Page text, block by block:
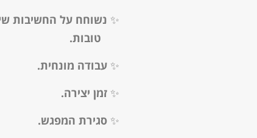
✨ נשוחח על החשיבות
טובות.
✨עבודה מונחית.
✨זמן יצירה.
✨סגירת המפגש.